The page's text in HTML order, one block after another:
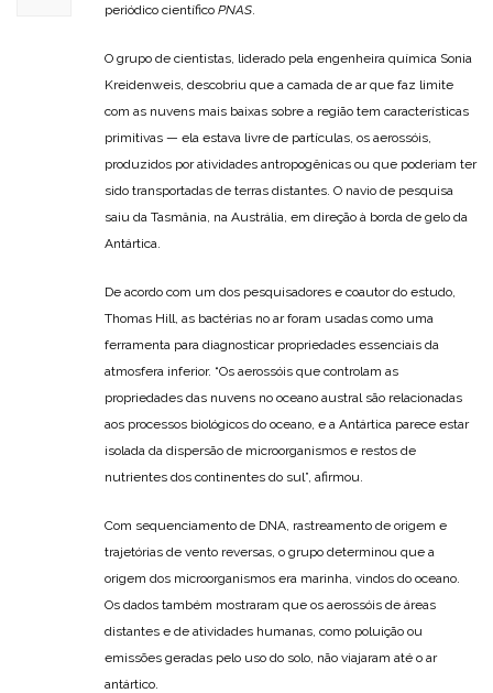
periódico científico PNAS.
O grupo de cientistas, liderado pela engenheira química Sonia
Kreidenweis, descobriu que a camada de ar que faz limite
com as nuvens mais baixas sobre a região tem características
primitivas — ela estava livre de partículas, os aerossóis,
produzidos por atividades antropogênicas ou que poderiam ter
sido transportadas de terras distantes. O navio de pesquisa
saiu da Tasmânia, na Austrália, em direção à borda de gelo da
Antártica.
De acordo com um dos pesquisadores e coautor do estudo,
Thomas Hill, as bactérias no ar foram usadas como uma
ferramenta para diagnosticar propriedades essenciais da
atmosfera inferior. “Os aerossóis que controlam as
propriedades das nuvens no oceano austral são relacionadas
aos processos biológicos do oceano, e a Antártica parece estar
isolada da dispersão de microorganismos e restos de
nutrientes dos continentes do sul”, afirmou.
Com sequenciamento de DNA, rastreamento de origem e
trajetórias de vento reversas, o grupo determinou que a
origem dos microorganismos era marinha, vindos do oceano.
Os dados também mostraram que os aerossóis de áreas
distantes e de atividades humanas, como poluição ou
emissões geradas pelo uso do solo, não viajaram até o ar
antártico.